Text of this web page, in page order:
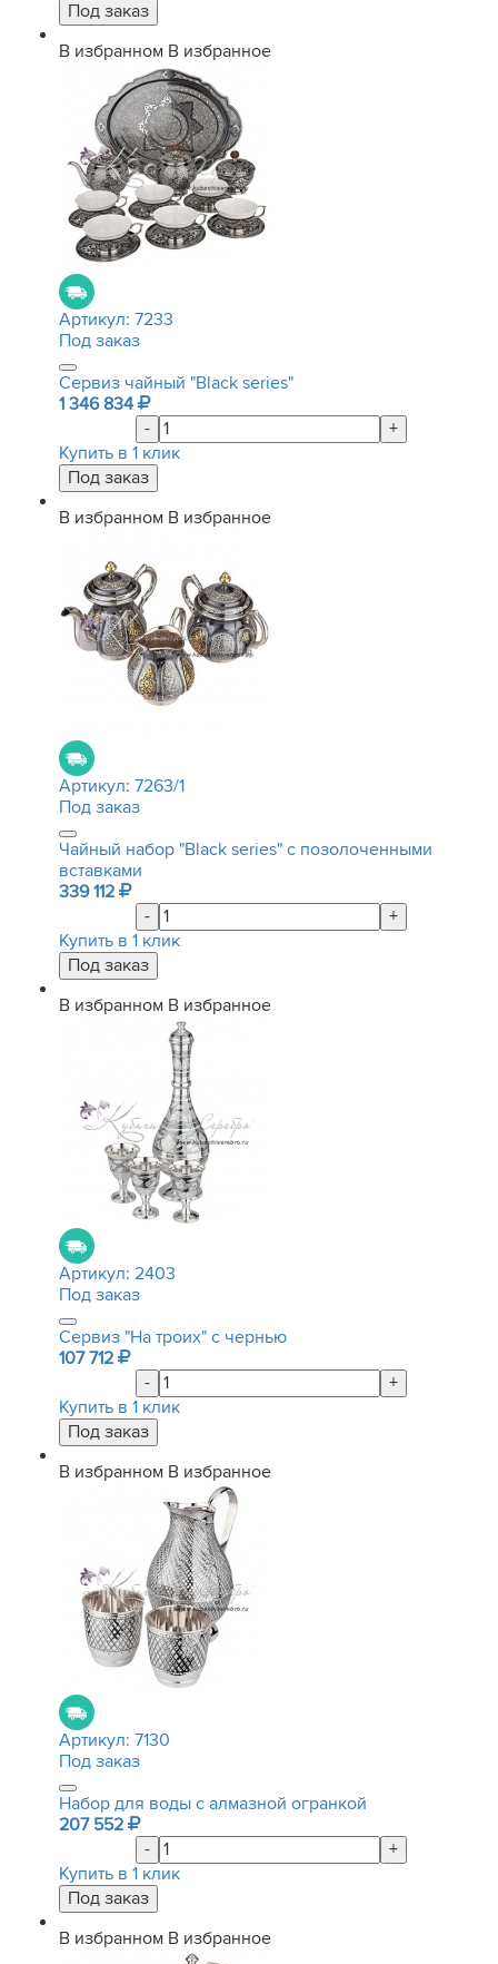
В избранном В избранное
Артикул: 7233
Под заказ
Сервиз чайный "Black series"
1 346 834
-
+
Купить в 1 клик
В избранном В избранное
Артикул: 7263/1
Под заказ
Чайный набор "Black series" с позолоченными
вставками
339 112
-
+
Купить в 1 клик
В избранном В избранное
Артикул: 2403
Под заказ
Сервиз "На троих" с чернью
107 712
-
+
Купить в 1 клик
В избранном В избранное
Артикул: 7130
Под заказ
Набор для воды с алмазной огранкой
207 552
-
+
Купить в 1 клик
В избранном В избранное